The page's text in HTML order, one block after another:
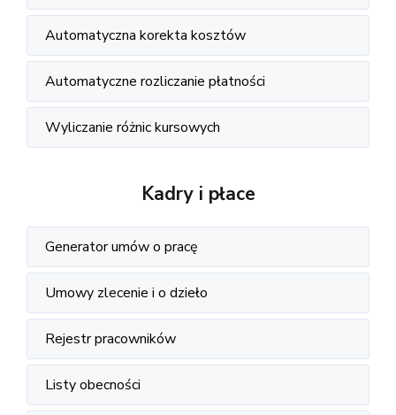
Automatyczna korekta kosztów
Automatyczne rozliczanie płatności
Wyliczanie różnic kursowych
Kadry i płace
Generator umów o pracę
Umowy zlecenie i o dzieło
Rejestr pracowników
Listy obecności